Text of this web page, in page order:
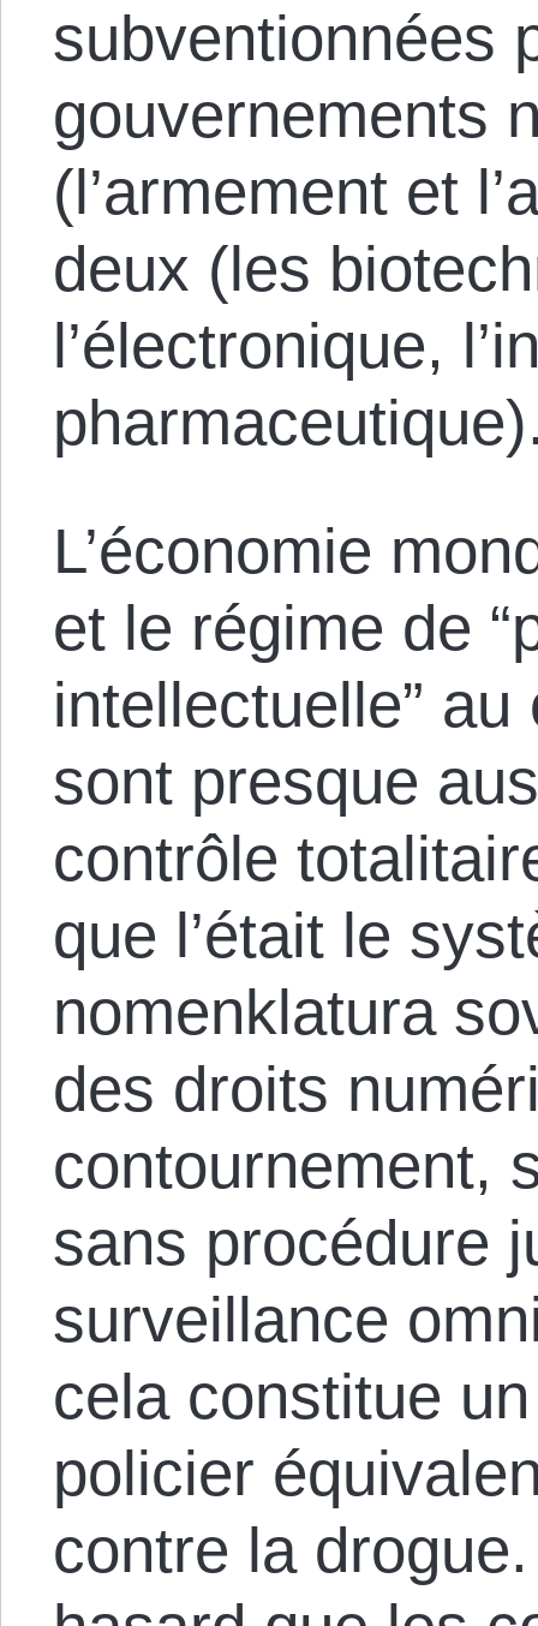
subventionnées
gouvernements
(l’armement et
deux (les
l’électronique,
L’économie
et le régime de
intellectuelle”
sont presque
contrôle
que l’était le
nomenklatura
des droits
contournement,
sans procédure
surveillance
cela constitue
policier
contre la